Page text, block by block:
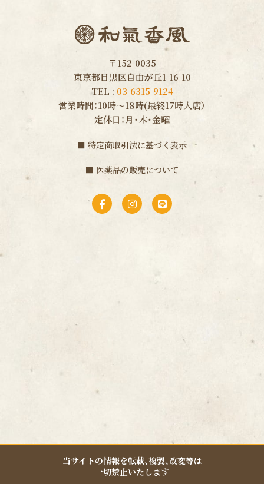
〒152-0035
東京都目黒区自由が丘1-16-10
TEL : 03-6315-9124
営業時間：10時〜18時(最終17時入店）
定休日：月・木・金曜
■ 特定商取引法に基づく表示
■ 医薬品の販売について
F
a
c
I
n
s
L
i
n
当サイトの情報を転載、複製、改変等は
一切禁止いたします